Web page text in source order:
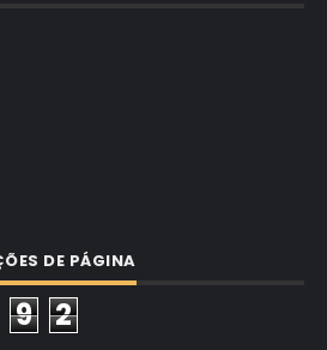
DE PÁGINA
9 2